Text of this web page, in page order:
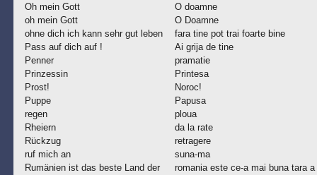
Oh mein Gott
O doamne
oh mein Gott
O Doamne
ohne dich ich kann sehr gut leben
fara tine pot trai foarte bine
Pass auf dich auf !
Ai grija de tine
Penner
pramatie
Prinzessin
Printesa
Prost!
Noroc!
Puppe
Papusa
regen
ploua
Rheiern
da la rate
Rückzug
retragere
ruf mich an
suna-ma
Rumänien ist das beste Land der
romania este ce-a mai buna tara